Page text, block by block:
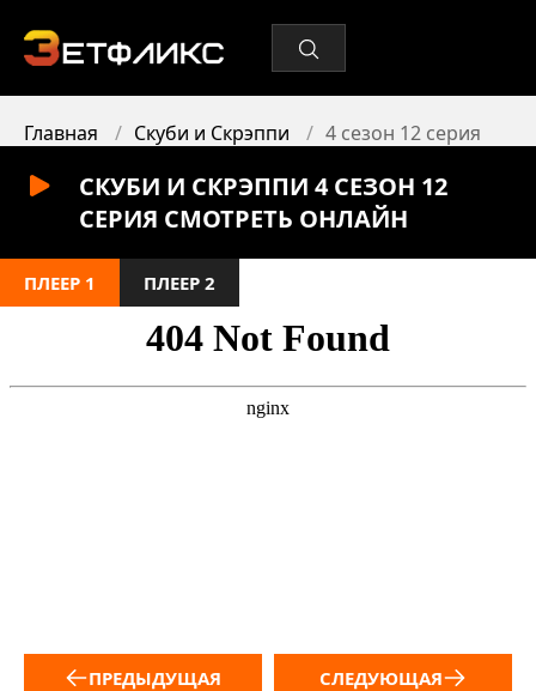
Главная Скуби и Скрэппи 4 сезон 12 серия
СКУБИ И СКРЭППИ 4 СЕЗОН 12
СЕРИЯ СМОТРЕТЬ ОНЛАЙН
ПЛЕЕР 1 ПЛЕЕР 2
ПРЕДЫДУЩАЯ СЛЕДУЮЩАЯ